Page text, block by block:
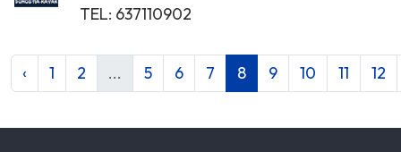
TEL: 637110902
‹ 1 2 ... 5 6 7 8 9 10 11 12